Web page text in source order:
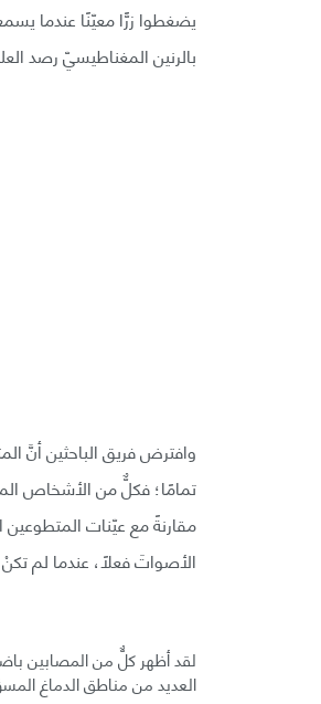
يضغطوا زرًّا معيّنًا عندما
بالرنين المغناطيسيّ رصد
وافترض فريق الباحثين أنَّ
تمامًا؛ فكلٌّ من الأشخاص
مقارنةً مع عيّنات
الأصواتَ فعلًا، عندما لم تكنْ موجودةً
لقد أظهر كلٌّ من المصابين
العديد من مناطق الدماغ